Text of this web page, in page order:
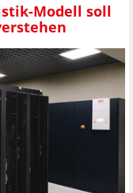
Modell soll